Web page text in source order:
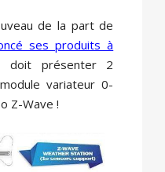
de la part de
ses produits à
doit présenter 2
variateur 0-
Z-Wave !